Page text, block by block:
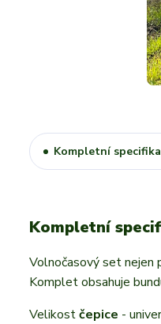
Kompletní
Kompletní
Volnočasový set nejen
Komplet obsahuje
Velikostčepice -